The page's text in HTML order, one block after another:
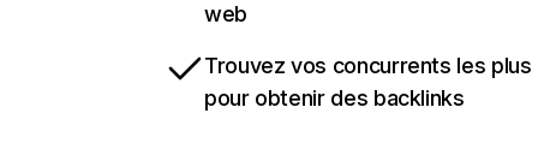
web
Trouvez vos concurrents les
pour obtenir des backlinks